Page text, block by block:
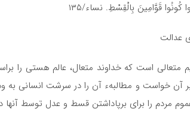
كُونُوا قَوَّامِينَ بِالْقِسْطِ. نساء/۱۳۵
عدالت
متعالی است که خداوند متعال، عالم هستی را
مردم را برای برپاداشتن قسط و عدل توسط آنها